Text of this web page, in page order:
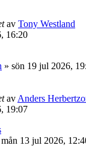
av Tony Westland
16:20
» sön 19 jul 2026,
av Anders
19:07
mån 13 jul 2026,